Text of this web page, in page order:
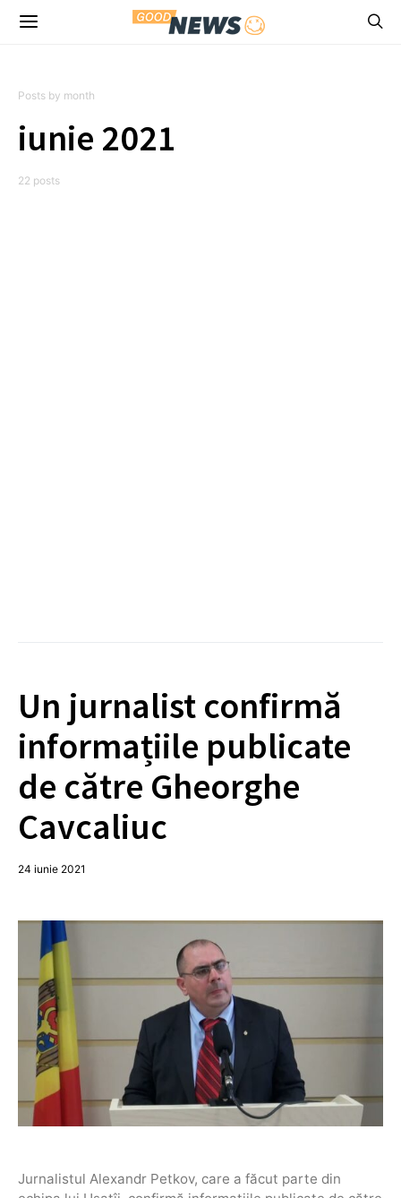
Posts by month
iunie 2021
22 posts
Un jurnalist confirmă
informațiile publicate
de către Gheorghe
Cavcaliuc
24 iunie 2021
Jurnalistul Alexandr Petkov, care a făcut parte din